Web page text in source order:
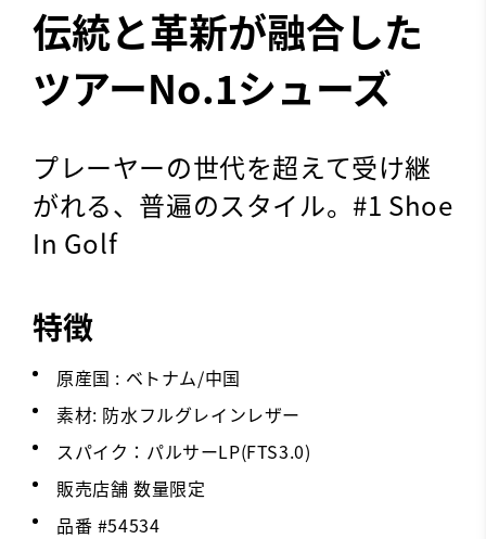
伝統と革新が融合した
ツアーNo.1シューズ
プレーヤーの世代を超えて受け継
がれる、普遍のスタイル。#1 Shoe
In Golf
特徴
原産国 : ベトナム/中国
素材: 防水フルグレインレザー
スパイク：パルサーLP(FTS3.0)
販売店舗 数量限定
品番 #54534